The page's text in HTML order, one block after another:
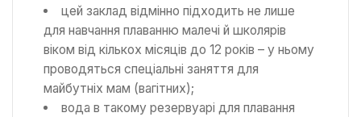
цей заклад відмінно підходить не лише
для навчання плаванню малечі й школярів
віком від кількох місяців до 12 років – у ньому
проводяться спеціальні заняття для
майбутніх мам (вагітних);
вода в такому резервуарі для плавання